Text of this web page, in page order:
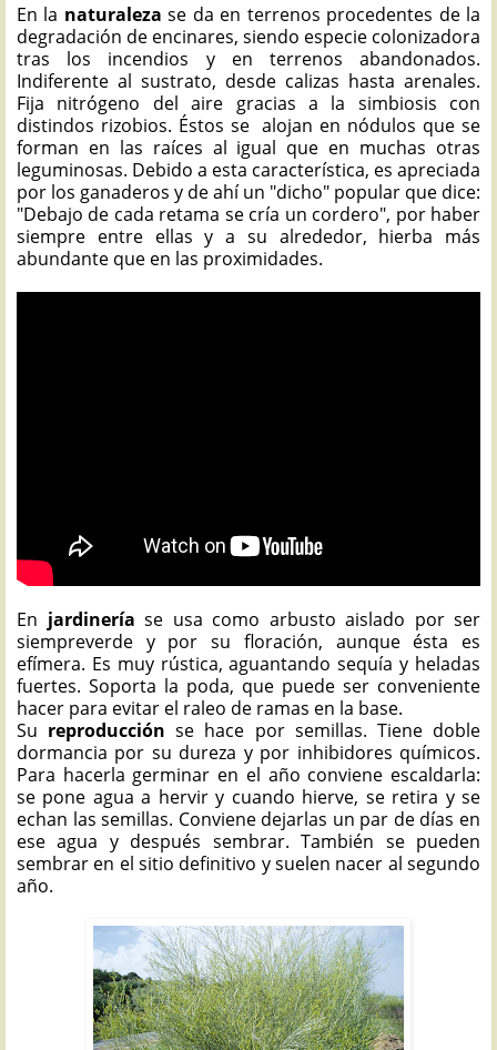
En la naturalezase da en terrenos procedentes de la
degradación de encinares, siendo especie colonizadora
tras los incendios y en terrenos abandonados.
Indiferente al sustrato, desde calizas hasta arenales.
Fija nitrógeno del aire gracias a la simbiosis con
distindos rizobios. Éstos se alojan en nódulos que se
forman en las raíces al igual que en muchas otras
leguminosas. Debido a esta característica, es apreciada
por los ganaderos y de ahí un "dicho" popular que dice:
"Debajo de cada retama se cría un cordero", por haber
siempre entre ellas y a su alrededor, hierba más
abundante que en las proximidades.
En jardinería se usa como arbusto aislado por ser
siempreverde y por su floración, aunque ésta es
efímera. Es muy rústica, aguantando sequía y heladas
fuertes. Soporta la poda, que puede ser conveniente
hacer para evitar el raleo de ramas en la base.
Su reproducciónse hace por semillas. Tiene doble
dormancia por su dureza y por inhibidores químicos.
Para hacerla germinar en el año conviene escaldarla:
se pone agua a hervir y cuando hierve, se retira y se
echan las semillas. Conviene dejarlas un par de días en
ese agua y después sembrar. También se pueden
sembrar en el sitio definitivo y suelen nacer al segundo
año.